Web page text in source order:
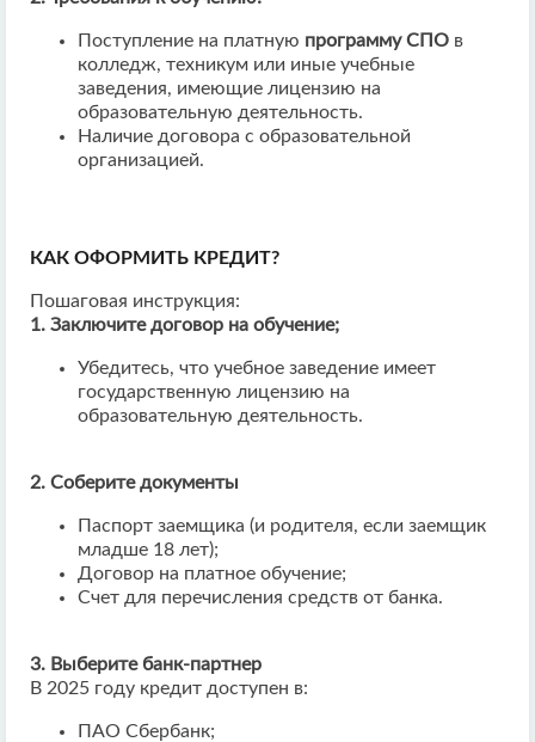
Поступление на платную программу СПО в
колледж, техникум или иные учебные
заведения, имеющие лицензию на
образовательную деятельность.
Наличие договора с образовательной
организацией.
КАК ОФОРМИТЬ КРЕДИТ?
Пошаговая инструкция:
1. Заключите договор на обучение;
Убедитесь, что учебное заведение имеет
государственную лицензию на
образовательную деятельность.
2. Соберите документы
Паспорт заемщика (и родителя, если заемщик
младше 18 лет);
Договор на платное обучение;
Счет для перечисления средств от банка.
3. Выберите банк-партнер
В 2025 году кредит доступен в:
ПАО Сбербанк;